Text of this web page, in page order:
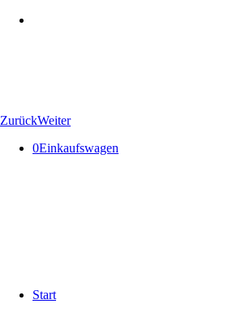
ZurückWeiter
0Einkaufswagen
Start